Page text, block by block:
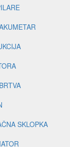
SKLOPKA